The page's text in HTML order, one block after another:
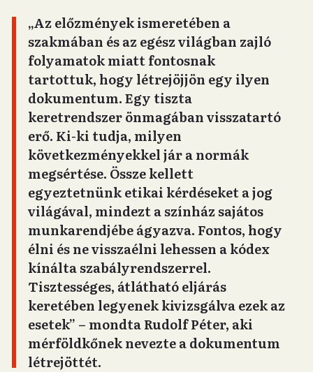
„Az előzmények ismeretében a
szakmában és az egész világban zajló
folyamatok miatt fontosnak
tartottuk, hogy létrejöjjön egy ilyen
dokumentum. Egy tiszta
keretrendszer önmagában visszatartó
erő. Ki-ki tudja, milyen
következményekkel jár a normák
megsértése. Össze kellett
egyeztetnünk etikai kérdéseket a jog
világával, mindezt a színház sajátos
munkarendjébe ágyazva. Fontos, hogy
élni és ne visszaélni lehessen a kódex
kínálta szabályrendszerrel.
Tisztességes, átlátható eljárás
keretében legyenek kivizsgálva ezek az
esetek” – mondta Rudolf Péter, aki
mérföldkőnek nevezte a dokumentum
létrejöttét.